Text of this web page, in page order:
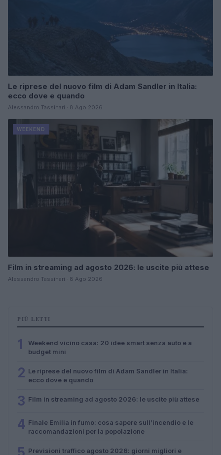
Le riprese del nuovo film di Adam Sandler in Italia:
ecco dove e quando
Alessandro Tassinari · 8 Ago 2026
WEEKEND
Film in streaming ad agosto 2026: le uscite più attese
Alessandro Tassinari · 8 Ago 2026
PIÙ LETTI
1
Weekend vicino casa: 20 idee smart senza auto e a
budget mini
2 Le riprese del nuovo film di Adam Sandler in Italia:
ecco dove e quando
3 Film in streaming ad agosto 2026: le uscite più attese
4 Finale Emilia in fumo: cosa sapere sull’incendio e le
raccomandazioni per la popolazione
Previsioni traffico agosto 2026: giorni migliori e